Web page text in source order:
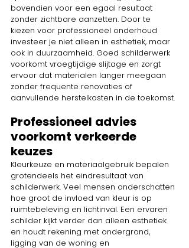
bovendien voor een egaal resultaat
zonder zichtbare aanzetten. Door te
kiezen voor professioneel onderhoud
investeer je niet alleen in esthetiek, maar
ook in duurzaamheid. Goed schilderwerk
voorkomt vroegtijdige slijtage en zorgt
ervoor dat materialen langer meegaan
zonder frequente renovaties of
aanvullende herstelkosten in de toekomst.
Professioneel advies
voorkomt verkeerde
keuzes
Kleurkeuze en materiaalgebruik bepalen
grotendeels het eindresultaat van
schilderwerk. Veel mensen onderschatten
hoe groot de invloed van kleur is op
ruimtebeleving en lichtinval. Een ervaren
schilder kijkt verder dan alleen esthetiek
en houdt rekening met ondergrond,
ligging van de woning en